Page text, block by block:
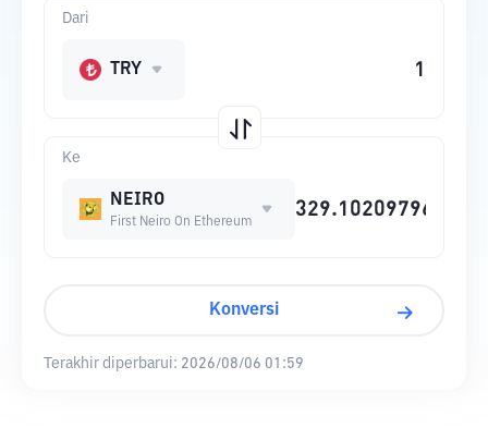
Ke
NEIRO
First Neiro On Ethereum
Dari
TRY
Konversi
Terakhir diperbarui: 2026/08/06 01:59